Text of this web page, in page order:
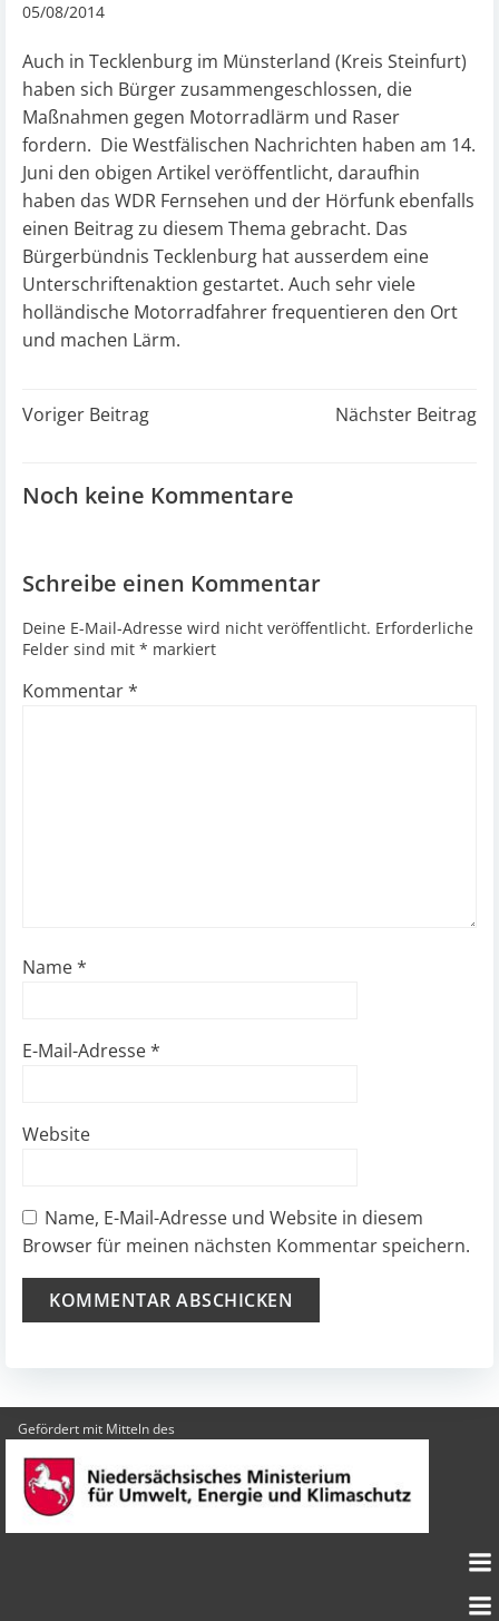
05/08/2014
Auch in Tecklenburg im Münsterland (Kreis Steinfurt)
haben sich Bürger zusammengeschlossen, die
Maßnahmen gegen Motorradlärm und Raser
fordern. DieWestfälischen Nachrichten haben am 14.
Juni den obigen Artikel veröffentlicht, daraufhin
haben das WDR Fernsehen und der Hörfunk ebenfalls
einen Beitrag zu diesem Thema gebracht. Das
Bürgerbündnis Tecklenburg hat ausserdem eine
Unterschriftenaktion gestartet. Auch sehr viele
holländische Motorradfahrer frequentieren den Ort
und machen Lärm.
Post
navigation
Voriger Beitrag
Post
navigation
Nächster Beitrag
Noch keine Kommentare
Schreibe einen Kommentar
Deine E-Mail-Adresse wird nicht veröffentlicht. Erforderliche
Felder sind mit * markiert
Kommentar*
Name*
E-Mail-Adresse*
Website
Name, E-Mail-Adresse und Website in diesem
Browser für meinen nächsten Kommentar speichern.
Gefördert mit Mitteln des